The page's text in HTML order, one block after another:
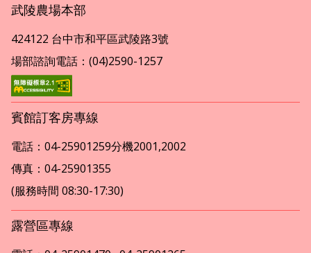
武陵農場本部
424122 台中市和平區武陵路3號
場部諮詢電話：(04)2590-1257
賓館訂客房專線
電話：04-25901259分機2001,2002
傳真：04-25901355
(服務時間 08:30-17:30)
露營區專線